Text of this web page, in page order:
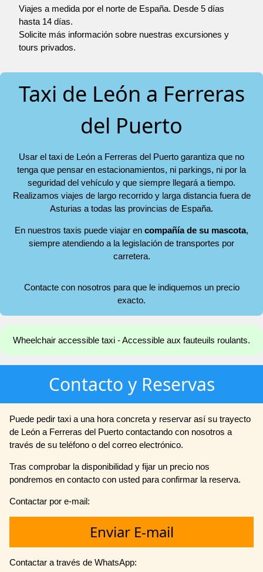
Viajes a medida por el norte de España. Desde 5 días
hasta 14 días.
Solicite más información sobre nuestras excursiones y
tours privados.
Taxi de León a Ferreras
del Puerto
Usar el taxi de León a Ferreras del Puerto garantiza que no
tenga que pensar en estacionamientos, ni parkings, ni por la
seguridad del vehículo y que siempre llegará a tiempo.
Realizamos viajes de largo recorrido y larga distancia fuera de
Asturias a todas las provincias de España.
En nuestros taxis puede viajar en compañía de su mascota,
siempre atendiendo a la legislación de transportes por
carretera.
Contacte con nosotros para que le indiquemos un precio
exacto.
Wheelchair accessible taxi - Accessible aux fauteuils roulants.
Contacto y Reservas
Puede pedir taxi a una hora concreta y reservar así su trayecto
de León a Ferreras del Puerto contactando con nosotros a
través de su teléfono o del correo electrónico.
Tras comprobar la disponibilidad y fijar un precio nos
pondremos en contacto con usted para confirmar la reserva.
Contactar por e-mail:
Enviar E-mail
Contactar a través de WhatsApp: